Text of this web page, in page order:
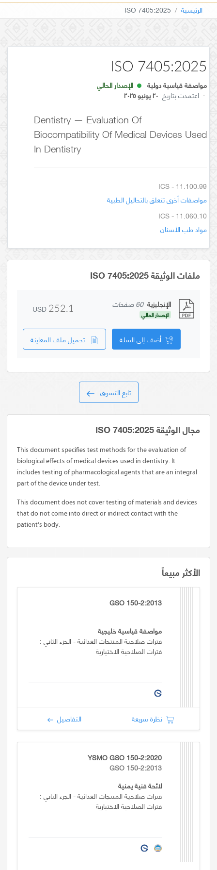
الرئيسية ISO 7405:2025
ISO 7405:2025
مواصفة قياسية دولية
الإصدار الحالي
· اعتمدت بتاريخ ٢٠ يونيو ٢٠٢٥
Dentistry — Evaluation Of
Biocompatibility Of Medical Devices Used
In Dentistry
ICS - 11.100.99
مواصفات أخرى تتعلق بالتحاليل الطبية
ICS - 11.060.10
مواد طب الأسنان
ملفات الوثيقة ISO 7405:2025
الإنجليزية 60 صفحات
الإصدار الحالي USD 252.1
أضف إلى السلة تحميل ملف المعاينة
تابع التسوق
مجال الوثيقة ISO 7405:2025
This document specifies test methods for the evaluation of
biological effects of medical devices used in dentistry. It
includes testing of pharmacological agents that are an integral
part of the device under test.
This document does not cover testing of materials and devices
that do not come into direct or indirect contact with the
patient's body.
الأكثر مبيعاً
GSO 150-2:2013
مواصفة قياسية خليجية
فترات صلاحية المنتجات الغذائية - الجزء الثاني :
فترات الصلاحية الاختيارية
نظرة سريعة التفاصيل
YSMO GSO 150-2:2020
GSO 150-2:2013
لائحة فنية يمنية
فترات صلاحية المنتجات الغذائية - الجزء الثاني :
فترات الصلاحية الاختيارية